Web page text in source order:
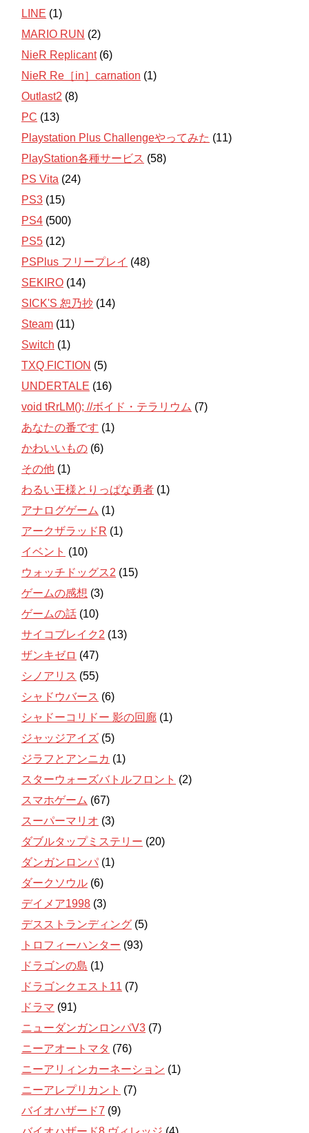
LINE (1)
MARIO RUN (2)
NieR Replicant(6)
NieR Re［in］carnation (1)
Outlast2 (8)
PC (13)
Playstation Plus Challengeやってみた (11)
PlayStation各種サービス (58)
PS Vita (24)
PS3 (15)
PS4 (500)
PS5 (12)
PSPlus フリープレイ (48)
SEKIRO (14)
SICK'S 恕乃抄 (14)
Steam (11)
Switch (1)
TXQ FICTION (5)
UNDERTALE (16)
void tRrLM(); //ボイド・テラリウム (7)
あなたの番です (1)
かわいいもの (6)
その他 (1)
わるい王様とりっぱな勇者 (1)
アナログゲーム (1)
アークザラッドR (1)
イベント (10)
ウォッチドッグス2 (15)
ゲームの感想 (3)
ゲームの話 (10)
サイコブレイク2 (13)
ザンキゼロ (47)
シノアリス (55)
シャドウバース (6)
シャドーコリドー 影の回廊 (1)
ジャッジアイズ (5)
ジラフとアンニカ (1)
スターウォーズバトルフロント (2)
スマホゲーム (67)
スーパーマリオ (3)
ダブルタップミステリー (20)
ダンガンロンパ (1)
ダークソウル (6)
デイメア1998 (3)
デスストランディング (5)
トロフィーハンター (93)
ドラゴンの島 (1)
ドラゴンクエスト11 (7)
ドラマ (91)
ニューダンガンロンパV3 (7)
ニーアオートマタ (76)
ニーアリィンカーネーション (1)
ニーアレプリカント (7)
バイオハザード7 (9)